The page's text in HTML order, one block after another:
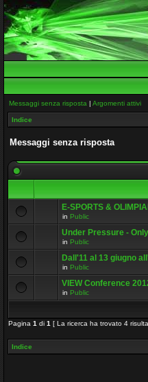
Messaggi senza risposta | Argomenti attivi
Indice
Messaggi senza risposta
E-SPORTS &
in Public
Under Pressure -
in Public
Dall'11 al 13 giugno
in Public
VIEW Conference
in Public
Pagina 1 di 1 [ La ricerca ha trovato 4
Indice